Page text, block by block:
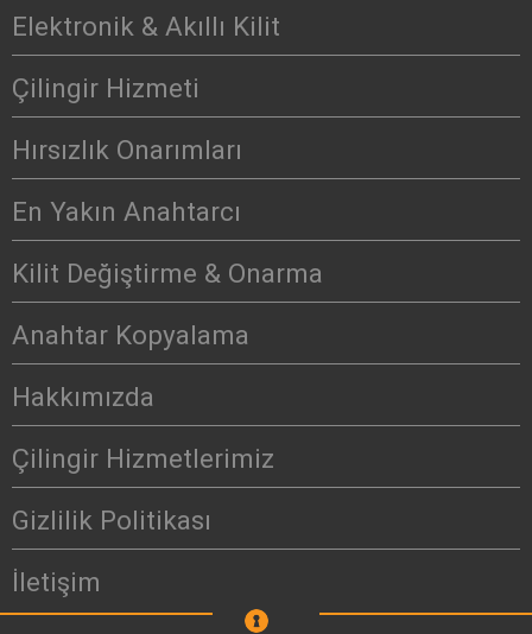
Elektronik & Akıllı Kilit
Çilingir Hizmeti
Hırsızlık Onarımları
En Yakın Anahtarcı
Kilit Değiştirme & Onarma
Anahtar Kopyalama
Hakkımızda
Çilingir Hizmetlerimiz
Gizlilik Politikası
İletişim